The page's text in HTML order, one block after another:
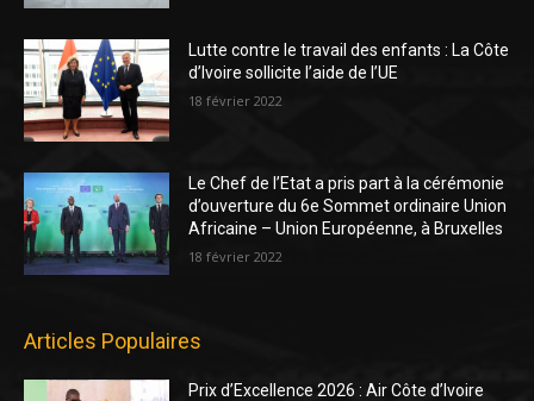
Lutte contre le travail des enfants : La Côte
d’Ivoire sollicite l’aide de l’UE
18 février 2022
Le Chef de l’Etat a pris part à la cérémonie
d’ouverture du 6e Sommet ordinaire Union
Africaine – Union Européenne, à Bruxelles
18 février 2022
Articles Populaires
Prix d’Excellence 2026 : Air Côte d’Ivoire